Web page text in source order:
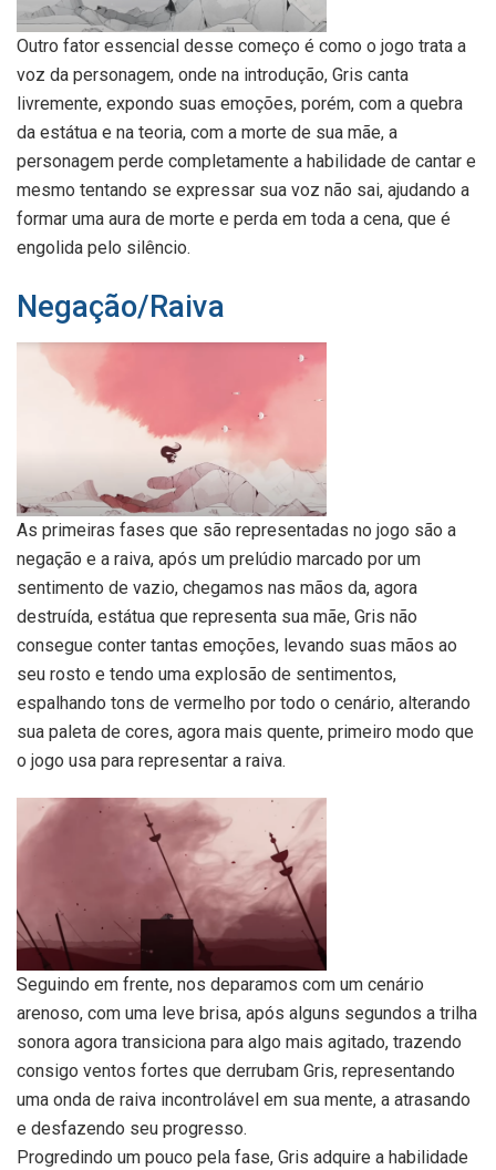
Outro fator essencial desse começo é como o jogo trata a
voz da personagem, onde na introdução, Gris canta
livremente, expondo suas emoções, porém, com a quebra
da estátua e na teoria, com a morte de sua mãe, a
personagem perde completamente a habilidade de cantar e
mesmo tentando se expressar sua voz não sai, ajudando a
formar uma aura de morte e perda em toda a cena, que é
engolida pelo silêncio.
Negação/Raiva
As primeiras fases que são representadas no jogo são a
negação e a raiva, após um prelúdio marcado por um
sentimento de vazio, chegamos nas mãos da, agora
destruída, estátua que representa sua mãe, Gris não
consegue conter tantas emoções, levando suas mãos ao
seu rosto e tendo uma explosão de sentimentos,
espalhando tons de vermelho por todo o cenário, alterando
sua paleta de cores, agora mais quente, primeiro modo que
o jogo usa para representar a raiva.
Seguindo em frente, nos deparamos com um cenário
arenoso, com uma leve brisa, após alguns segundos a trilha
sonora agora transiciona para algo mais agitado, trazendo
consigo ventos fortes que derrubam Gris, representando
uma onda de raiva incontrolável em sua mente, a atrasando
e desfazendo seu progresso.
Progredindo um pouco pela fase, Gris adquire a habilidade